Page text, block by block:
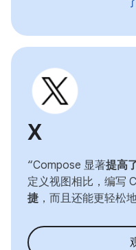
X
“Compose 显著提高
定义视图相比，编写
捷 ，而且还能更轻松